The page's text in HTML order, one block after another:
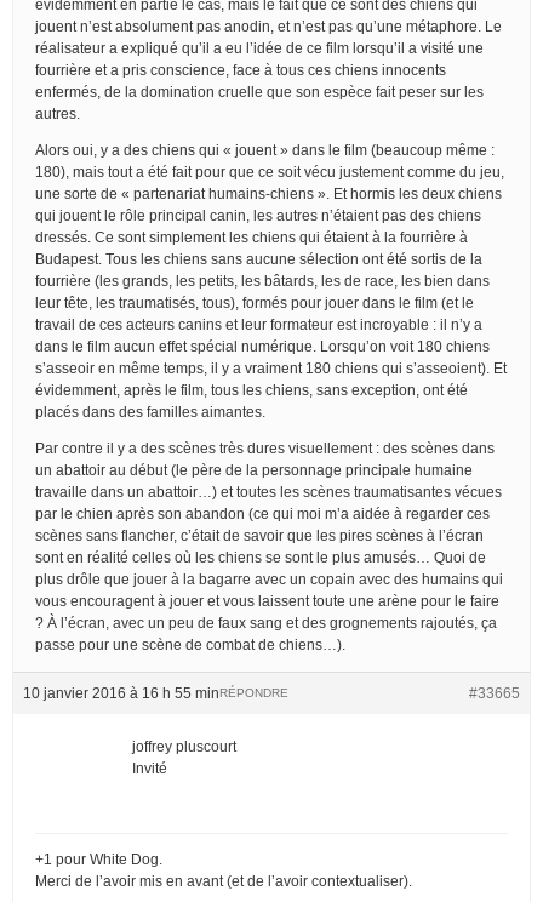
évidemment en partie le cas, mais le fait que ce sont des chiens qui
jouent n’est absolument pas anodin, et n’est pas qu’une métaphore. Le
réalisateur a expliqué qu’il a eu l’idée de ce film lorsqu’il a visité une
fourrière et a pris conscience, face à tous ces chiens innocents
enfermés, de la domination cruelle que son espèce fait peser sur les
autres.
Alors oui, y a des chiens qui « jouent » dans le film (beaucoup même :
180), mais tout a été fait pour que ce soit vécu justement comme du jeu,
une sorte de « partenariat humains-chiens ». Et hormis les deux chiens
qui jouent le rôle principal canin, les autres n’étaient pas des chiens
dressés. Ce sont simplement les chiens qui étaient à la fourrière à
Budapest. Tous les chiens sans aucune sélection ont été sortis de la
fourrière (les grands, les petits, les bâtards, les de race, les bien dans
leur tête, les traumatisés, tous), formés pour jouer dans le film (et le
travail de ces acteurs canins et leur formateur est incroyable : il n’y a
dans le film aucun effet spécial numérique. Lorsqu’on voit 180 chiens
s’asseoir en même temps, il y a vraiment 180 chiens qui s’asseoient). Et
évidemment, après le film, tous les chiens, sans exception, ont été
placés dans des familles aimantes.
Par contre il y a des scènes très dures visuellement : des scènes dans
un abattoir au début (le père de la personnage principale humaine
travaille dans un abattoir…) et toutes les scènes traumatisantes vécues
par le chien après son abandon (ce qui moi m’a aidée à regarder ces
scènes sans flancher, c’était de savoir que les pires scènes à l’écran
sont en réalité celles où les chiens se sont le plus amusés… Quoi de
plus drôle que jouer à la bagarre avec un copain avec des humains qui
vous encouragent à jouer et vous laissent toute une arène pour le faire
? À l’écran, avec un peu de faux sang et des grognements rajoutés, ça
passe pour une scène de combat de chiens…).
10 janvier 2016 à 16 h 55 min #33665
RÉPONDRE
joffrey pluscourt
Invité
+1 pour White Dog.
Merci de l’avoir mis en avant (et de l’avoir contextualiser).